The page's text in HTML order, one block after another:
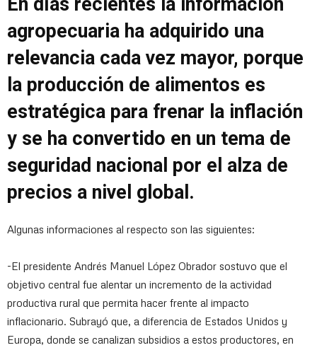
agropecuaria ha adquirido una
relevancia cada vez mayor, porque
la producción de alimentos es
estratégica para frenar la inflación
y se ha convertido en un tema de
seguridad nacional por el alza de
precios a nivel global.
Algunas informaciones al respecto son las siguientes:
-El presidente Andrés Manuel López Obrador sostuvo que el
objetivo central fue alentar un incremento de la actividad
productiva rural que permita hacer frente al impacto
inflacionario. Subrayó que, a diferencia de Estados Unidos y
Europa, donde se canalizan subsidios a estos productores, en